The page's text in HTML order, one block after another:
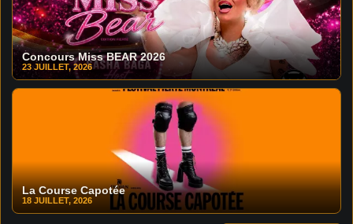
Concours Miss BEAR 2026
23 JUILLET, 2026
La Course Capotée
18 JUILLET, 2026